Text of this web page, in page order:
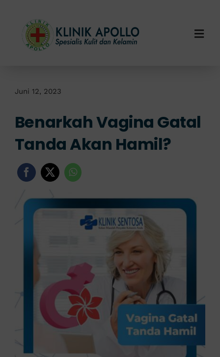
content
Layanan Kami
Info Klinik
Juni 12, 2023
Benarkah Vagina Gatal
Tanda Akan Hamil?